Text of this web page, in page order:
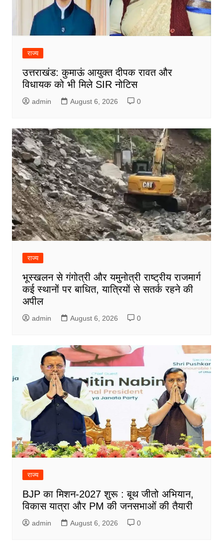
राज्य
उत्तराखंड: कुमाऊं आयुक्त दीपक रावत और
विधायक को भी मिले SIR नोटिस
admin August 6, 2026 0
राज्य
भूस्खलन से गंगोत्री और यमुनोत्री राष्ट्रीय राजमार्ग
कई स्थानों पर बाधित, यात्रियों से सतर्क रहने की
अपील
admin August 6, 2026 0
राज्य
BJP का मिशन-2027 शुरू : बूथ जीतो अभियान,
विकास यात्रा और PM की जनसभाओं की तैयारी
admin August 6, 2026 0